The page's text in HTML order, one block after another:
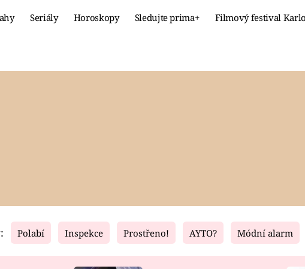
Seriály Horoskopy Sledujte prima+ Filmový festival
Fresh Living
Polabí Inspekce Prostřeno! AYTO? Módní alarm